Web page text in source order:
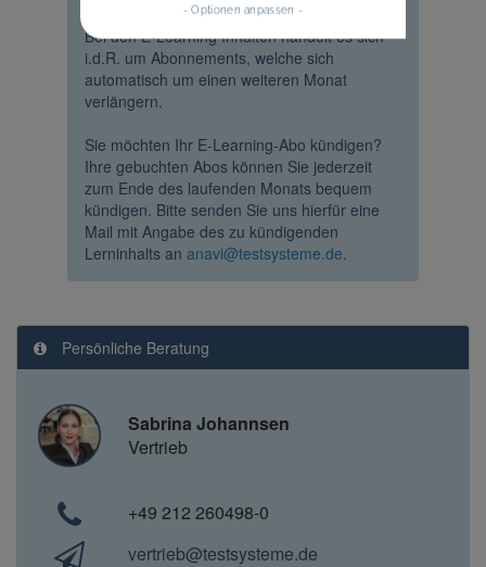
Bei den E-Learning Inhalten handelt es sich
i.d.R. um Abonnements, welche sich
automatisch um einen weiteren Monat
verlängern.
Sie möchten Ihr E-Learning-Abo kündigen?
Ihre gebuchten Abos können Sie jederzeit
zum Ende des laufenden Monats bequem
kündigen. Bitte senden Sie uns hierfür eine
Mail mit Angabe des zu kündigenden
Lerninhalts ananavi@testsysteme.de.
Persönliche Beratung
Sabrina Johannsen
Vertrieb
+49 212 260498-0
vertrieb@testsysteme.de
- Optionen anpassen -